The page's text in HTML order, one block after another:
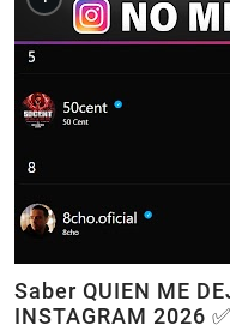
Saber QUIEN ME
INSTAGRAM 2026 ✅